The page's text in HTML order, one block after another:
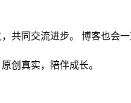
同交流进步。 博客也会
创真实，陪伴成长。